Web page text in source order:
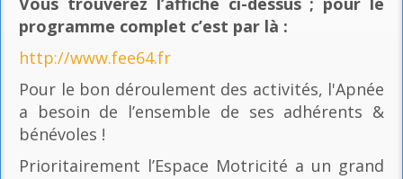
programme complet c’est par là :
http://www.fee64.fr
Pour le bon déroulement des activités, l'Apnée
a besoin de l’ensemble de ses adhérents &
bénévoles !
Prioritairement l’Espace Motricité a un grand